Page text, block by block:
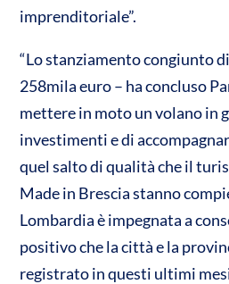
imprenditoriale”.
“Lo stanziamento congiunto
258mila euro – ha concluso
mettere in moto un volano in
investimenti e di
quel salto di qualità che il
Made in Brescia stanno
Lombardia è impegnata a
positivo che la città e la
registrato in questi ultimi